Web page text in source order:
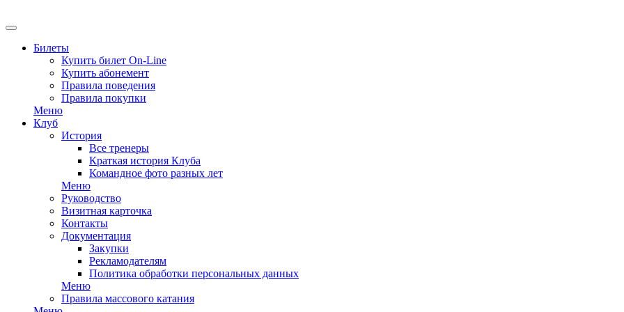
Билеты
Купить билет On-Line
Купить абонемент
Правила поведения
Правила покупки
Меню
Клуб
История
Все тренеры
Краткая история Клуба
Командное фото разных лет
Меню
Руководство
Визитная карточка
Контакты
Документация
Закупки
Рекламодателям
Политика обработки персональных данных
Меню
Правила массового катания